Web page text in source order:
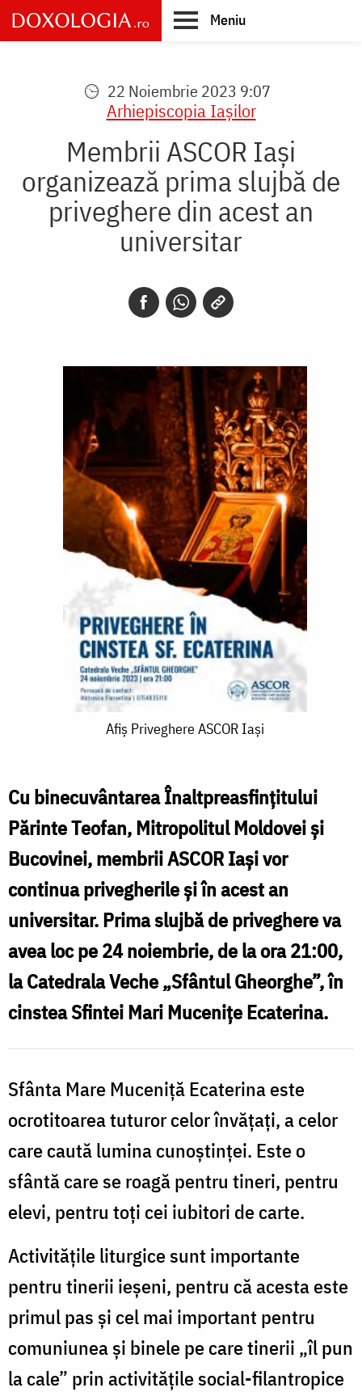
Skip
to
main
Meniu
22 Noiembrie 2023 9:07
Arhiepiscopia Iaşilor
Membrii ASCOR Iași
organizează prima slujbă de
priveghere din acest an
universitar
Iași
Afiș Priveghere ASCOR Iași
Cu binecuvântarea Înaltpreasfințitului
Părinte Teofan, Mitropolitul Moldovei și
Bucovinei, membrii ASCOR Iași vor
continua privegherile și în acest an
universitar. Prima slujbă de priveghere va
avea loc pe 24 noiembrie, de la ora 21:00,
la Catedrala Veche „Sfântul Gheorghe”, în
cinstea Sfintei Mari Mucenițe Ecaterina.
Sfânta Mare Muceniță Ecaterina este
ocrotitoarea tuturor celor învățați, a celor
care caută lumina cunoștinței. Este o
sfântă care se roagă pentru tineri, pentru
elevi, pentru toți cei iubitori de carte.
Activitățile liturgice sunt importante
pentru tinerii ieșeni, pentru că acesta este
primul pas și cel mai important pentru
comuniunea și binele pe care tinerii „îl pun
la cale” prin activitățile social-filantropice